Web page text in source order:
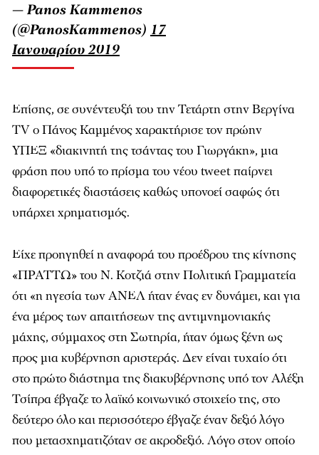
— Panos Kammenos
(@PanosKammenos) 17
Ιανουαρίου 2019
Επίσης, σε συνέντευξή του την Τετάρτη στην Βεργίνα
TV ο Πάνος Καμμένος χαρακτήρισε τον πρώην
ΥΠΕΞ «διακινητή της τσάντας του Γιωργάκη», μια
φράση που υπό το πρίσμα του νέου tweet παίρνει
διαφορετικές διαστάσεις καθώς υπονοεί σαφώς ότι
υπάρχει χρηματισμός.
Είχε προηγηθεί η αναφορά του προέδρου της κίνησης
«ΠΡΑΤΤΩ» του Ν. Κοτζιά στην Πολιτική Γραμματεία
ότι «η ηγεσία των ΑΝΕΛ ήταν ένας εν δυνάμει, και για
ένα μέρος των απαιτήσεων της αντιμνημονιακής
μάχης, σύμμαχος στη Σωτηρία, ήταν όμως ξένη ως
προς μια κυβέρνηση αριστεράς. Δεν είναι τυχαίο ότι
στο πρώτο διάστημα της διακυβέρνησης υπό τον Αλέξη
Τσίπρα έβγαζε το λαϊκό κοινωνικό στοιχείο της, στο
δεύτερο όλο και περισσότερο έβγαζε έναν δεξιό λόγο
που μετασχηματιζόταν σε ακροδεξιό. Λόγο στον οποίο